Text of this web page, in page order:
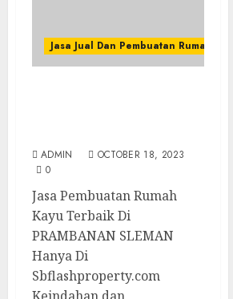
Jasa Jual Dan Pembuatan Rumah Kayu
ADMIN
OCTOBER 18, 2023
0
Jasa Pembuatan Rumah
Kayu Terbaik Di
PRAMBANAN SLEMAN
Hanya Di
Sbflashproperty.com